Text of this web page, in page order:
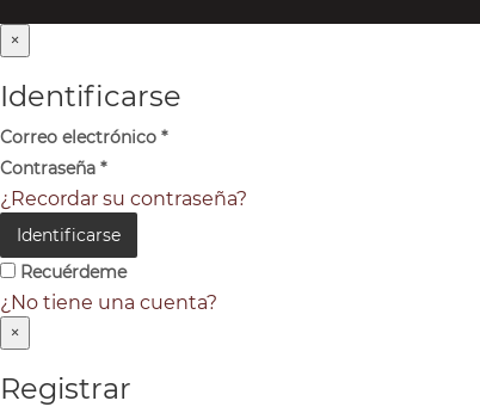
×
Identificarse
Correo electrónico *
Contraseña *
¿Recordar su contraseña?
Identificarse
Recuérdeme
¿No tiene una cuenta?
×
Registrar